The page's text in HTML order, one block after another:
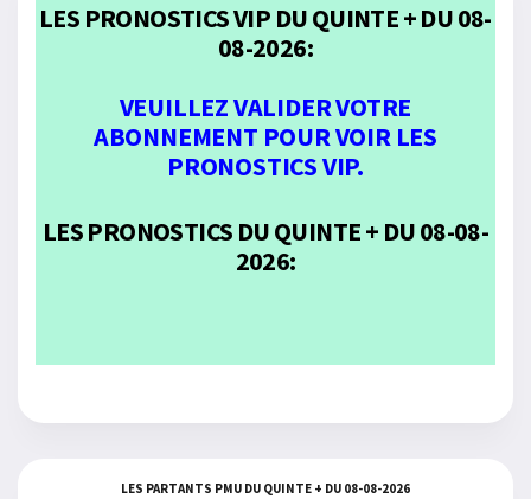
LES PRONOSTICS VIP DU QUINTE + DU 08-
08-2026:
VEUILLEZ VALIDER VOTRE
ABONNEMENT POUR VOIR LES
PRONOSTICS VIP.
LES PRONOSTICS DU QUINTE + DU 08-08-
2026:
LES PARTANTS PMU DU QUINTE + DU 08-08-2026